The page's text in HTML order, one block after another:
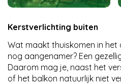
Kerstverlichting buiten
Wat maakt thuiskomen in het
nog aangenamer? Een
Daarom mag je, naast het
of het balkon natuurlijk niet